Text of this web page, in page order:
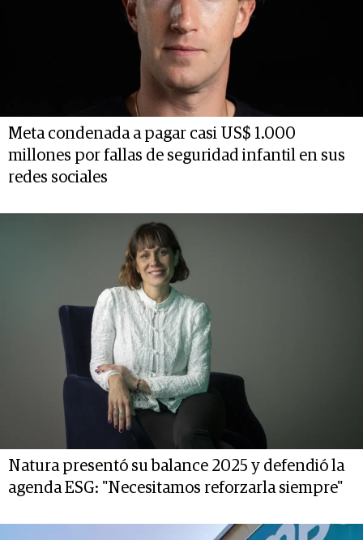
Meta condenada a pagar casi US$ 1.000
millones por fallas de seguridad infantil en sus
redes sociales
Natura presentó su balance 2025 y defendió la
agenda ESG: "Necesitamos reforzarla siempre"